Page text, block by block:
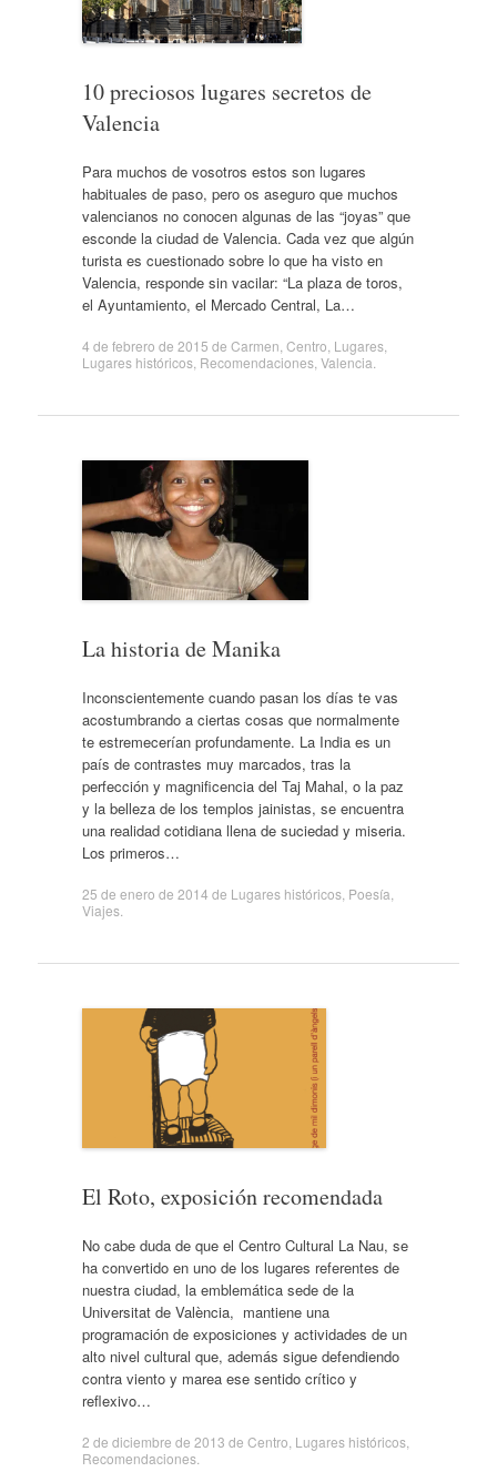
10 preciosos lugares secretos de
Valencia
Para muchos de vosotros estos son lugares
habituales de paso, pero os aseguro que muchos
valencianos no conocen algunas de las “joyas” que
esconde la ciudad de Valencia. Cada vez que algún
turista es cuestionado sobre lo que ha visto en
Valencia, responde sin vacilar: “La plaza de toros,
el Ayuntamiento, el Mercado Central, La…
4 de febrero de 2015 de Carmen Centro Lugares,
Lugares históricos, Recomendaciones, Valencia
La historia de Manika
Inconscientemente cuando pasan los días te vas
acostumbrando a ciertas cosas que normalmente
te estremecerían profundamente. La India es un
país de contrastes muy marcados, tras la
perfección y magnificencia del Taj Mahal, o la paz
y la belleza de los templos jainistas, se encuentra
una realidad cotidiana llena de suciedad y miseria.
Los primeros…
25 de enero de 2014 de Lugares históricos, Poesía
Viajes.
El Roto, exposición recomendada
No cabe duda de que el Centro Cultural La Nau, se
ha convertido en uno de los lugares referentes de
nuestra ciudad, la emblemática sede de la
Universitat de València, mantiene una
programación de exposiciones y actividades de un
alto nivel cultural que, además sigue defendiendo
contra viento y marea ese sentido crítico y
reflexivo…
2 de diciembre de 2013 de Centro Lugares históricos,
Recomendaciones.